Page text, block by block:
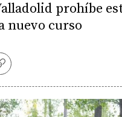
prohíbe
nuevo curso
Copiar